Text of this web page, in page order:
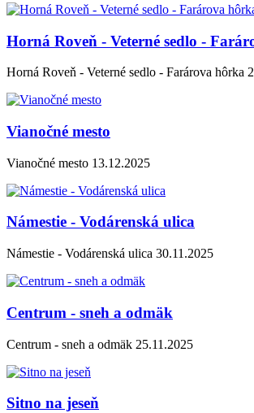
Horná Roveň - Veterné sedlo -
Horná Roveň - Veterné sedlo - Farárova hôrka
Vianočné mesto
Vianočné mesto 13.12.2025
Námestie - Vodárenská ulica
Námestie - Vodárenská ulica 30.11.2025
Centrum - sneh a odmäk
Centrum - sneh a odmäk 25.11.2025
Sitno na jeseň